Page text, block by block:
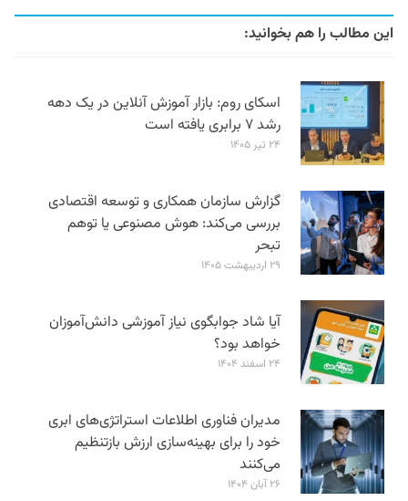
این مطالب را هم بخوانید:
اسکای روم: بازار آموزش آنلاین در یک دهه
رشد ۷ برابری یافته است
۲۴ تیر ۱۴۰۵
گزارش سازمان همکاری و توسعه اقتصادی
بررسی می‌کند: هوش مصنوعی یا توهم
تبحر
۲۹ اردیبهشت ۱۴۰۵
آیا شاد جوابگوی نیاز آموزشی دانش‌آموزان
خواهد بود؟
۲۴ اسفند ۱۴۰۴
مدیران فناوری اطلاعات استراتژی‌های ابری
خود را برای بهینه‌سازی ارزش بازتنظیم
می‌کنند
۲۶ آبان ۱۴۰۴